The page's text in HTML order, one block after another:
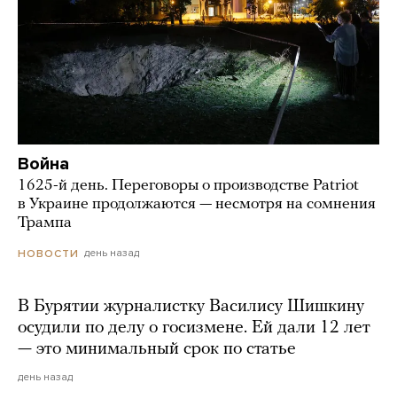
Война
1625-й день. Переговоры о производстве Patriot
в Украине продолжаются — несмотря на сомнения
Трампа
НОВОСТИ день назад
В Бурятии журналистку Василису Шишкину
осудили по делу о госизмене. Ей дали 12 лет
— это минимальный срок по статье
день назад